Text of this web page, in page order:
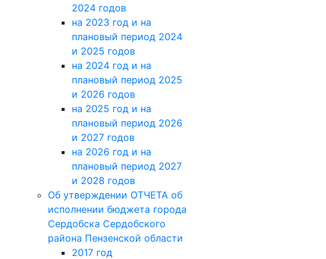
2024 годов
на 2023 год и на
плановый период 2024
и 2025 годов
на 2024 год и на
плановый период 2025
и 2026 годов
на 2025 год и на
плановый период 2026
и 2027 годов
на 2026 год и на
плановый период 2027
и 2028 годов
Об утверждении ОТЧЕТА об
исполнении бюджета города
Сердобска Сердобского
района Пензенской области
2017 год